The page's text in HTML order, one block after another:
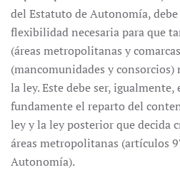
del Estatuto de Autonomía,
flexibilidad necesaria para que
(áreas metropolitanas y
(mancomunidades y
la ley. Este debe ser,
fundamente el reparto del
ley y la ley posterior que decida
áreas metropolitanas (artículos
Autonomía).